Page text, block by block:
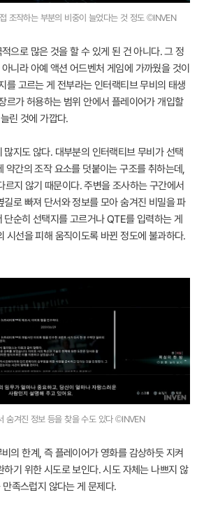
조작하는 부분의 비중이 늘었다는 것 정도 ©INVEN
으로 많은 것을 할 수 있게 된 건 아니다. 그 정
니라 아예 액션 어드벤처 게임에 가까웠을 것이
를 고르는 게 전부라는 인터랙티브 무비의 태생
르가 허용하는 범위 안에서 플레이어가 개입할
린 것에 가깝다.
많지도 않다. 대부분의 인터랙티브 무비가 선택
약간의 조작 요소를 덧붙이는 구조를 취하는데,
지 않기 때문이다. 주변을 조사하는 구간에서
길로 빠져 단서와 정보를 모아 숨겨진 비밀을 파
순히 선택지를 고르거나 QTE를 입력하는 게
시선을 피해 움직이도록 바뀐 정도에 불과하다.
숨겨진 정보 등을 찾을 수도 있다 ©INVEN
의 한계, 즉 플레이어가 영화를 감상하듯 지켜
기 위한 시도로 보인다. 시도 자체는 나쁘지 않
족스럽지 않다는 게 문제다.